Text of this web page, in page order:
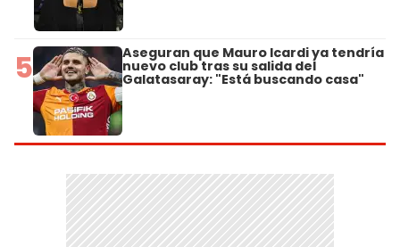
5 Aseguran que Mauro Icardi ya tendría
nuevo club tras su salida del
Galatasaray: "Está buscando casa"